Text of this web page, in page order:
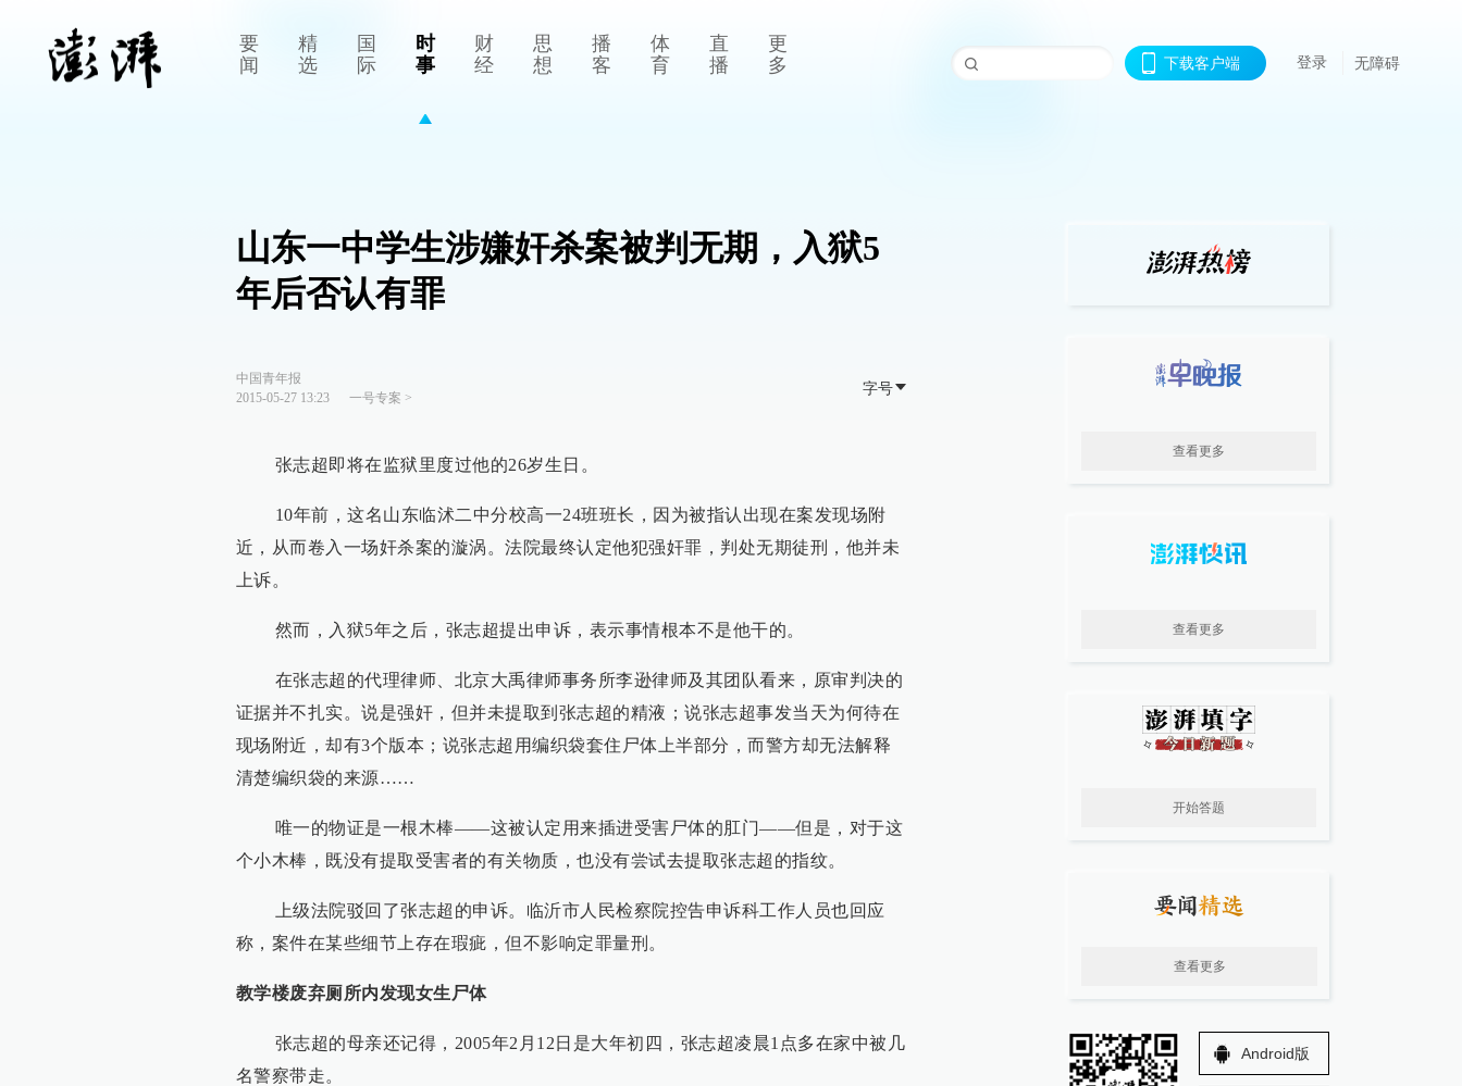
要
闻
精
选
国
际
时
事
财
经
思
想
播
客
体
育
直
播
更
多
下载客户端 登录 无障碍
山东一中学生涉嫌奸杀案被判无期，入狱5
年后否认有罪
中国青年报
2015-05-27 13:23
一号专案 >
字号
张志超即将在监狱里度过他的26岁生日。
10年前，这名山东临沭二中分校高一24班班长，因为被指认出现在案发现场附
近，从而卷入一场奸杀案的漩涡。法院最终认定他犯强奸罪，判处无期徒刑，他并未
上诉。
然而，入狱5年之后，张志超提出申诉，表示事情根本不是他干的。
在张志超的代理律师、北京大禹律师事务所李逊律师及其团队看来，原审判决的
证据并不扎实。说是强奸，但并未提取到张志超的精液；说张志超事发当天为何待在
现场附近，却有3个版本；说张志超用编织袋套住尸体上半部分，而警方却无法解释
清楚编织袋的来源……
唯一的物证是一根木棒——这被认定用来插进受害尸体的肛门——但是，对于这
个小木棒，既没有提取受害者的有关物质，也没有尝试去提取张志超的指纹。
上级法院驳回了张志超的申诉。临沂市人民检察院控告申诉科工作人员也回应
称，案件在某些细节上存在瑕疵，但不影响定罪量刑。
教学楼废弃厕所内发现女生尸体
张志超的母亲还记得，2005年2月12日是大年初四，张志超凌晨1点多在家中被几
名警察带走。
查看更多
查看更多
开始答题
查看更多
Android版